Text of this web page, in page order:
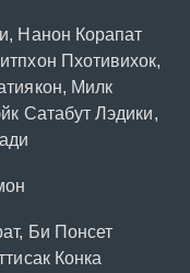
Нанон Корапат
Пхотивихок,
Милк
Сатабут Лэдики,
Би Понсет
Конка